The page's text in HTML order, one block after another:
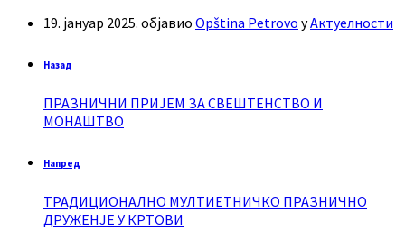
19. јануар 2025. објавио Opština Petrovo уАктуелности
Назад
ПРАЗНИЧНИ ПРИЈЕМ ЗА СВЕШТЕНСТВО И
МОНАШТВО
Напред
ТРАДИЦИОНАЛНО МУЛТИЕТНИЧКО ПРАЗНИЧНО
ДРУЖЕНЈЕ У КРТОВИ